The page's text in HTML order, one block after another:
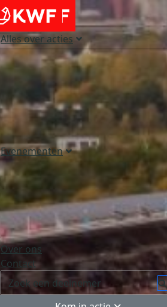
Alles over acties
Evenementen
Over ons
Contact